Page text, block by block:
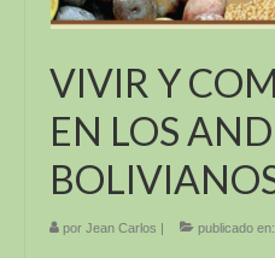
VIVIR Y
EN LOS
por Jean Carlos | publicado en: